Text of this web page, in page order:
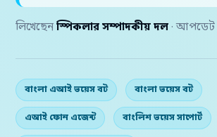
লিখেছেন স্পিকলার সম্পাদকীয় দল ·
বাংলা এআই ভয়েস বট বাংলা ভয়েস বট
এআই ফোন এজেন্ট বাংলিশ ভয়েস সাপোর্ট